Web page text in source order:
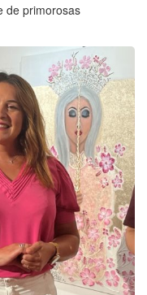
de primorosas